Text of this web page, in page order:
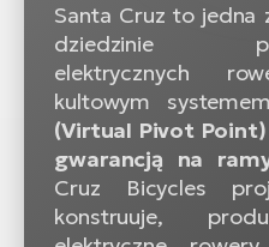
Santa Cruz to jedna
dziedzinie
elektrycznych
kultowym
(Virtual Pivot
gwarancją na
Cruz Bicycles
konstruuje,